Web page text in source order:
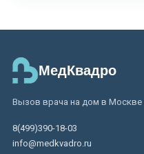
МедКвадро
Вызов врача на дом в Москве
8(499)390-18-03
info@medkvadro.ru